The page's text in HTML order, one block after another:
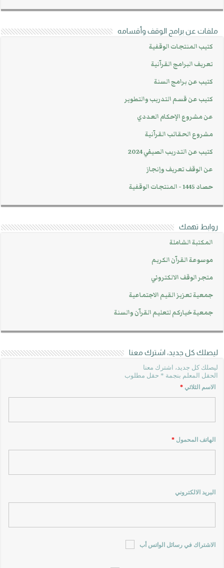
ملفات عن برامج الوقف وأقسامه
كتيب المنتجات الوقفية
تعريف البرامج القرآنية
كتيب عن برامج السنة
كتيب عن قسم التدريب والتطوير
عن مشروع الإحكام العددي
مشروع الحقائب القرآنية
كتيب عن التدريب الصيفي 2024
عن الوقف تعريف وإنجاز
حصاد 1445 - المنتجات الوقفية
روابط تهمك
المكتبة الشاملة
موسوعة القرآن الكريم
متجر الوقف الالكتروني
جمعية تعزيز القيم الاجتماعية
جمعية خياركم لتعليم القرآن والسنة
ليصلك كل جديد، اشترك معنا
ليصلك كل جديد، اشترك معنا
الحقل المعلم بنجمة * حقل مطلوب
الاسم الثلاثي*
الهاتف المحمول*
البريد الالكتروني
الاشتراك في رسائل الواتس أب